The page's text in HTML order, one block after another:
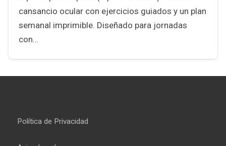
cansancio ocular con ejercicios guiados y un plan
semanal imprimible. Diseñado para jornadas
con…
Política de Privacidad